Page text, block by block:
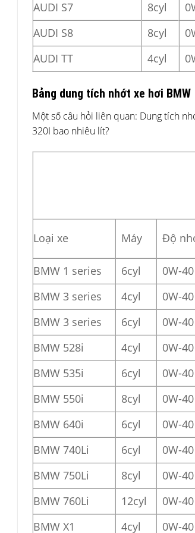
AUDI S7
8cyl
AUDI S8
8cyl
AUDI TT
4cyl
Bảng dung tích nhớt xe hơi BMW
Một số câu hỏi liên quan: Dung tích
320I bao nhiêu lít?
Loại xe Máy Độ
BMW 1 series 6cyl 0W-40
BMW 3 series
4cyl 0W-40
BMW 3 series
6cyl 0W-40
BMW 528i
4cyl 0W-40
BMW 535i
6cyl 0W-40
BMW 550i
8cyl 0W-40
BMW 640i
6cyl 0W-40
BMW 740Li
6cyl 0W-40
BMW 750Li
8cyl 0W-40
BMW 760Li
12cyl 0W-40
BMW X1
4cyl 0W-40